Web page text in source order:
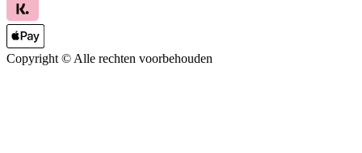
Copyright © Alle rechten voorbehouden